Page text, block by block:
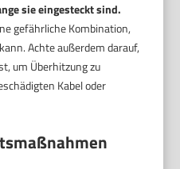
sie eingesteckt sind.
gefährliche Kombination,
Achte außerdem darauf,
um Überhitzung zu
Kabel oder